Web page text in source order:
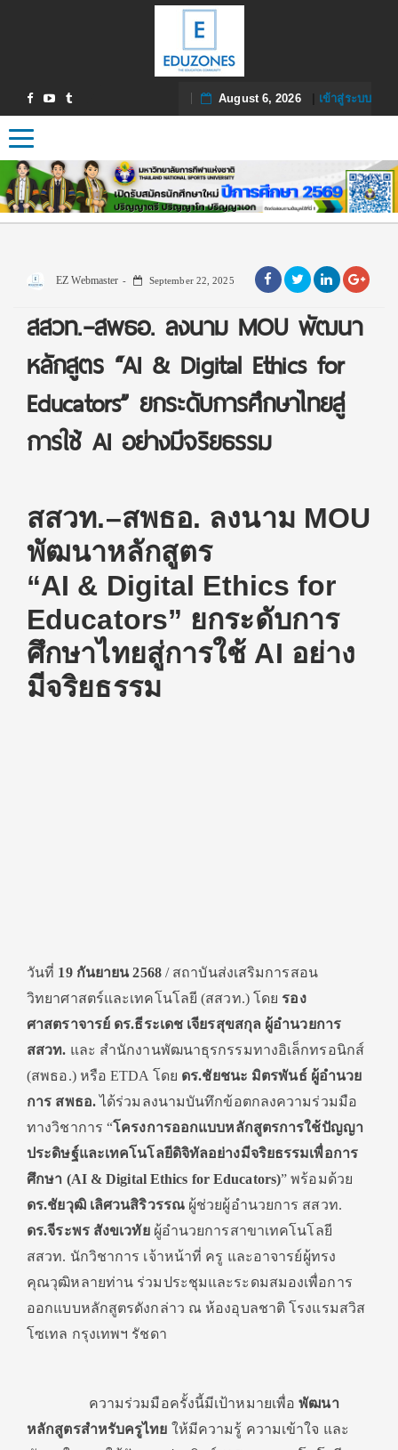
August 6, 2026| เข้าสู่ระบบ
Toggle navigation
EZ Webmaster September 22, 2025
สสวท.–สพธอ. ลงนาม MOU พัฒนา
หลักสูตร “AI & Digital Ethics for
Educators” ยกระดับการศึกษาไทยสู่
การใช้ AI อย่างมีจริยธรรม
สสวท.–สพธอ. ลงนาม MOU
พัฒนาหลักสูตร
“AI & Digital Ethics for
Educators” ยกระดับการ
ศึกษาไทยสู่การใช้ AI อย่าง
มีจริยธรรม
วันที่ 19 กันยายน 2568/ สถาบันส่งเสริมการสอน
วิทยาศาสตร์และเทคโนโลยี (สสวท.) โดย รอง
ศาสตราจารย์ ดร.ธีระเดช เจียรสุขสกุล ผู้อำนวยการ
สสวท. และ สำนักงานพัฒนาธุรกรรมทางอิเล็กทรอนิกส์
(สพธอ.) หรือ ETDA โดย ดร.ชัยชนะ มิตรพันธ์ ผู้อำนวย
การ สพธอ.ได้ร่วมลงนามบันทึกข้อตกลงความร่วมมือ
ทางวิชาการ “โครงการออกแบบหลักสูตรการใช้ปัญญา
ประดิษฐ์และเทคโนโลยีดิจิทัลอย่างมีจริยธรรมเพื่อการ
ศึกษา (AI & Digital Ethics for Educators)” พร้อมด้วย
ดร.ชัยวุฒิ เลิศวนสิริวรรณผู้ช่วยผู้อำนวยการ สสวท.
ดร.จีระพร สังขเวทัยผู้อำนวยการสาขาเทคโนโลยี
สสวท. นักวิชาการ เจ้าหน้าที่ ครู และอาจารย์ผู้ทรง
คุณวุฒิหลายท่าน ร่วมประชุมและระดมสมองเพื่อการ
ออกแบบหลักสูตรดังกล่าว ณ ห้องอุบลชาติ โรงแรมสวิส
โซเทล กรุงเทพฯ รัชดา
ความร่วมมือครั้งนี้มีเป้าหมายเพื่อพัฒนา
หลักสูตรสำหรับครูไทย ให้มีความรู้ ความเข้าใจ และ